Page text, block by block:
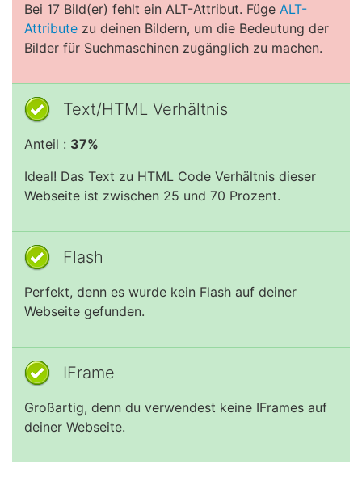
Bei 17 Bild(er) fehlt ein ALT-Attribut. Füge ALT-
Attribute zu deinen Bildern, um die Bedeutung der
Bilder für Suchmaschinen zugänglich zu machen.
Text/HTML Verhältnis
Anteil : 37%
Ideal! Das Text zu HTML Code Verhältnis dieser
Webseite ist zwischen 25 und 70 Prozent.
Flash
Perfekt, denn es wurde kein Flash auf deiner
Webseite gefunden.
IFrame
Großartig, denn du verwendest keine IFrames auf
deiner Webseite.